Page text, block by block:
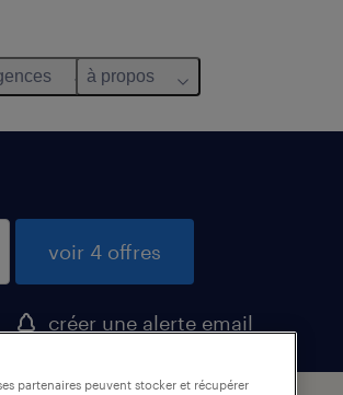
à propos
voir 4 offres
créer une alerte email
partenaires peuvent stocker et récupérer